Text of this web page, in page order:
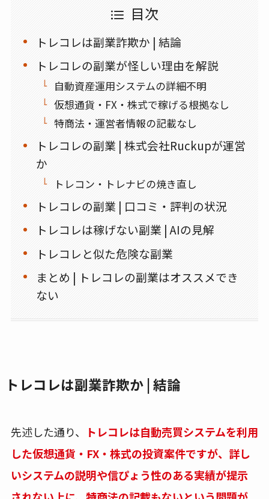
目次
トレコレは副業詐欺か | 結論
トレコレの副業が怪しい理由を解説
自動資産運用システムの詳細不明
仮想通貨・FX・株式で稼げる根拠なし
特商法・運営者情報の記載なし
トレコレの副業 | 株式会社Ruckupが運営
か
トレコン・トレナビの焼き直し
トレコレの副業 | 口コミ・評判の状況
トレコレは稼げない副業 | AIの見解
トレコレと似た危険な副業
まとめ | トレコレの副業はオススメでき
ない
トレコレは副業詐欺か | 結論
先述した通り、
トレコレは自動売買システムを利用
した仮想通貨・FX・株式の投資案件ですが、詳し
いシステムの説明や信ぴょう性のある実績が提示